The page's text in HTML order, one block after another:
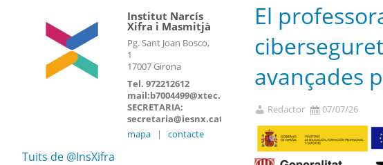
El
avançades
Redactor 07/07/26
Institut Narcís
Xifra i Masmitjà
Pg. Sant Joan Bosco,
1
17007 Girona
Tel. 972212612
mail:b7004499@xtec.cat
SECRETARIA:
secretaria@iesnx.cat
mapa
| contacte
Tuits de @InsXifra